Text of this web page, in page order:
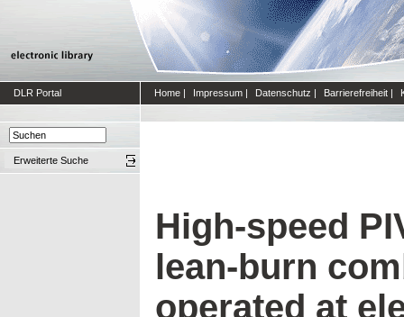
DLR Portal Home | Impressum | Datenschutz | Barrierefreiheit |
Erweiterte Suche
High-speed
lean-burn
operated at